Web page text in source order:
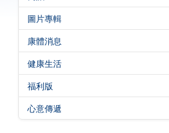
電子書版
警聲特刊
圖片專輯
康體消息
健康生活
福利版
心意傳遞